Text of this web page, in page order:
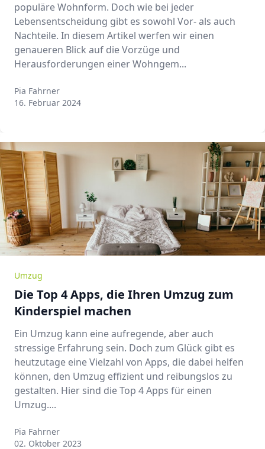
populäre Wohnform. Doch wie bei jeder
Lebensentscheidung gibt es sowohl Vor- als auch
Nachteile. In diesem Artikel werfen wir einen
genaueren Blick auf die Vorzüge und
Herausforderungen einer Wohngem...
Pia Fahrner
Pia Fahrner
16. Februar 2024
Umzug
Die Top 4 Apps, die Ihren Umzug zum
Kinderspiel machen
Ein Umzug kann eine aufregende, aber auch
stressige Erfahrung sein. Doch zum Glück gibt es
heutzutage eine Vielzahl von Apps, die dabei helfen
können, den Umzug effizient und reibungslos zu
gestalten. Hier sind die Top 4 Apps für einen
Umzug....
Pia Fahrner
Pia Fahrner
02. Oktober 2023